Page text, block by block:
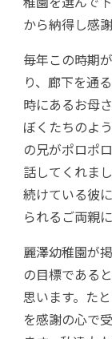
から納得し感
毎年この時期
り、廊下を通
時にあるお母
ぼくたちのよ
の兄がポロポ
話してくれま
続けている彼
られるご両親
麗澤幼稚園が
の目標である
思います。た
を感謝の心で